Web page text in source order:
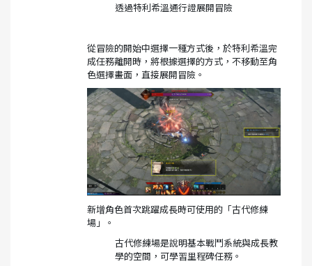
透過特利希溫通行證展開冒險
從冒險的開始中選擇一種方式後，於特利希溫完
成任務離開時，將根據選擇的方式，不移動至角
色選擇畫面，直接展開冒險。
新增角色首次跳躍成長時可使用的「古代修練
場」。
古代修練場是說明基本戰鬥系統與成長教
學的空間，可學習里程碑任務。